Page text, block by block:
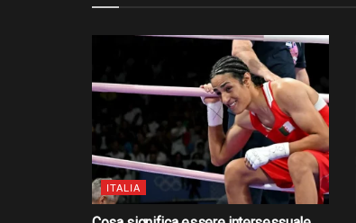
ITALIA